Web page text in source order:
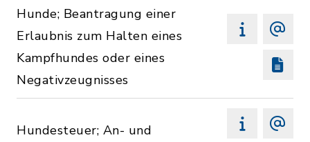
Hunde; Beantragung einer
Erlaubnis zum Halten eines
Kampfhundes oder eines
Negativzeugnisses
Hundesteuer; An- und